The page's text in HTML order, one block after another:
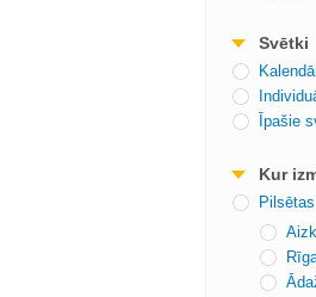
Svētki
Īpašie
Kur
Pilsētas